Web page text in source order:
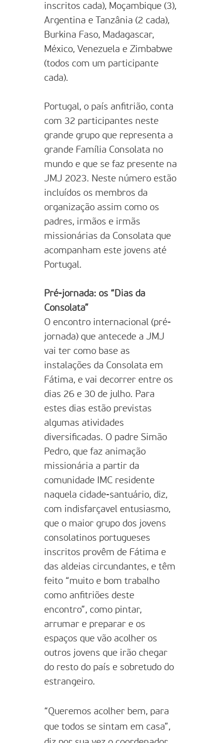
inscritos cada), Moçambique (3),
Argentina e Tanzânia (2 cada),
Burkina Faso, Madagascar,
México, Venezuela e Zimbabwe
(todos com um participante
cada).
Portugal, o país anfitrião, conta
com 32 participantes neste
grande grupo que representa a
grande Família Consolata no
mundo e que se faz presente na
JMJ 2023. Neste número estão
incluídos os membros da
organização assim como os
padres, irmãos e irmãs
missionárias da Consolata que
acompanham este jovens até
Portugal.
Pré-jornada: os “Dias da
Consolata”
O encontro internacional (pré-
jornada) que antecede a JMJ
vai ter como base as
instalações da Consolata em
Fátima, e vai decorrer entre os
dias 26 e 30 de julho. Para
estes dias estão previstas
algumas atividades
diversificadas. O padre Simão
Pedro, que faz animação
missionária a partir da
comunidade IMC residente
naquela cidade-santuário, diz,
com indisfarçavel entusiasmo,
que o maior grupo dos jovens
consolatinos portugueses
inscritos provêm de Fátima e
das aldeias circundantes, e têm
feito “muito e bom trabalho
como anfitriões deste
encontro”, como pintar,
arrumar e preparar e os
espaços que vão acolher os
outros jovens que irão chegar
do resto do país e sobretudo do
estrangeiro.
“Queremos acolher bem, para
que todos se sintam em casa”,